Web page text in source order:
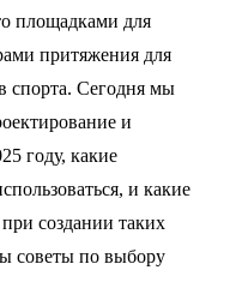
площадками для
притяжения для
спорта. Сегодня мы
и
году, какие
и какие
создании таких
советы по выбору